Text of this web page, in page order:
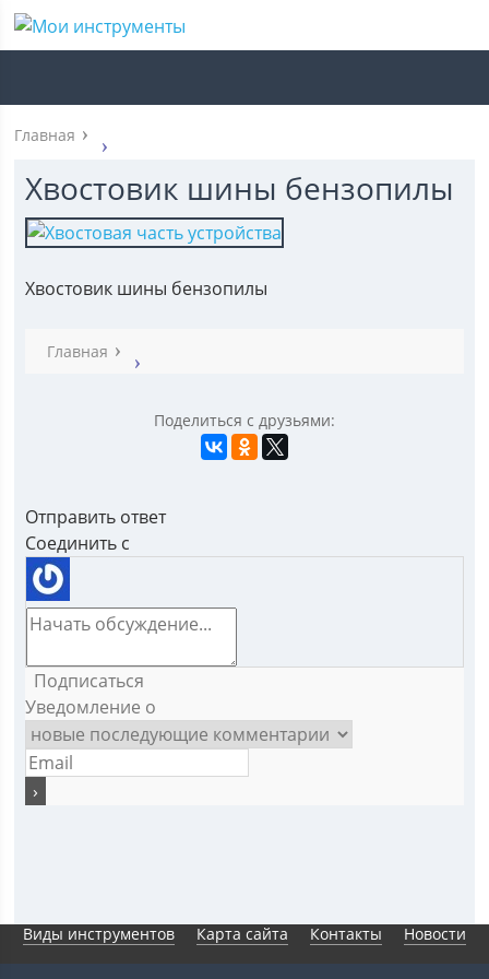
Главная
Хвостовик шины бензопилы
Хвостовик шины бензопилы
Главная
Поделиться с друзьями:
Отправить ответ
Соединить с
Подписаться
Уведомление о
Виды инструментов Карта сайта Контакты Новости